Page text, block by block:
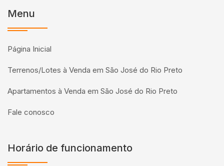
Menu
Página Inicial
Terrenos/Lotes à Venda em São José do Rio Preto
Apartamentos à Venda em São José do Rio Preto
Fale conosco
Horário de funcionamento